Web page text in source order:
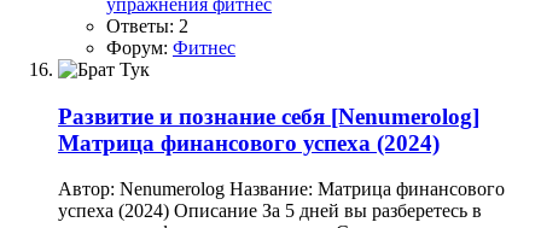
Ответы: 2
Форум: Фитнес
Развитие и познание себя [Nenumerolog]
Матрица финансового успеха (2024)
Автор: Nenumerolog Название: Матрица финансового
успеха (2024) Описание За 5 дней вы разберетесь в